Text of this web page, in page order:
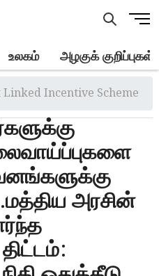
M
u
u
உலகம் அழகுக் குறிப்புகள்
Incentive Scheme
அரசின்